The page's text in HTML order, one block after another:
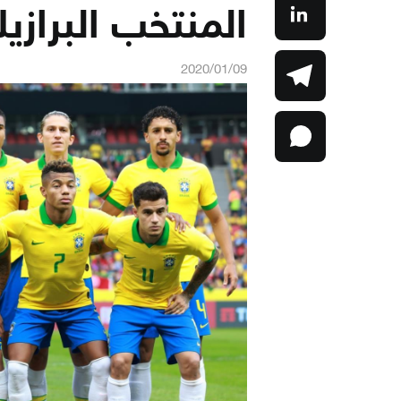
المنتخب
2020/01/09